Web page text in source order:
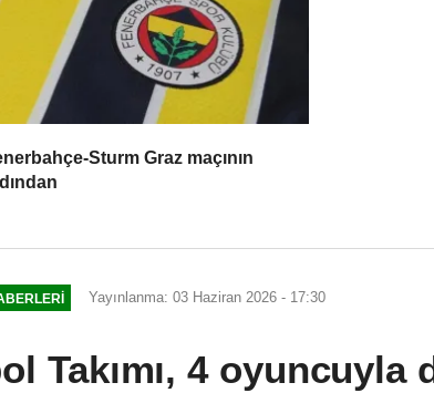
Sturm Graz maçının
Yayınlanma: 03 Haziran 2026 - 17:30
Takımı, 4 oyuncuyla